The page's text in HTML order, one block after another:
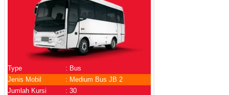
Type
: Bus
Jenis Mobil
: Medium Bus JB 2
Jumlah Kursi
: 30